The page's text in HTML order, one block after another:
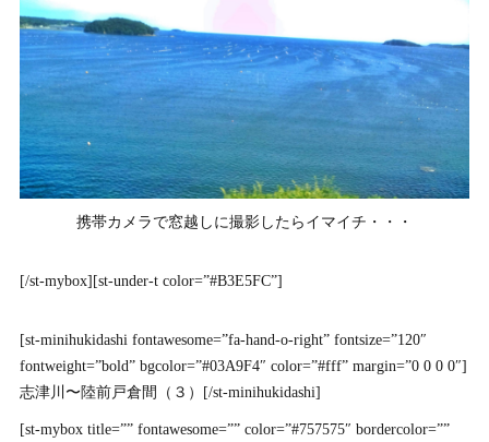
携帯カメラで窓越しに撮影したらイマイチ・・・
[/st-mybox][st-under-t color=”#B3E5FC”]
[st-minihukidashi fontawesome=”fa-hand-o-right” fontsize=”120″
fontweight=”bold” bgcolor=”#03A9F4″ color=”#fff” margin=”0 0 0 0″]
志津川〜陸前戸倉間（３）[/st-minihukidashi]
[st-mybox title=”” fontawesome=”” color=”#757575″ bordercolor=””